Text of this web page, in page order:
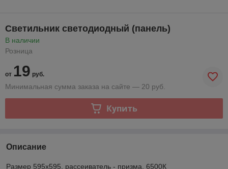
Светильник светодиодный (панель)
В наличии
Розница
от 19 руб.
Минимальная сумма заказа на сайте — 20 руб.
Купить
Описание
Размер 595х595, рассеиватель - призма, 6500К